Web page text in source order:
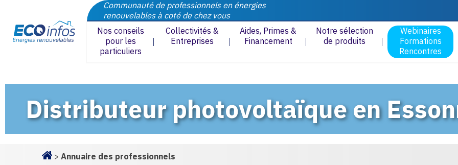
Communauté de professionnels en énergies
renouvelables à coté de chez vous
Nos conseils
pour les
particuliers
Collectivités &
Entreprises
Aides, Primes &
Financement
Notre sélection
de produits
Webinaires
Formations
Rencontres
Distributeur photovoltaïque en
> Annuaire des professionnels